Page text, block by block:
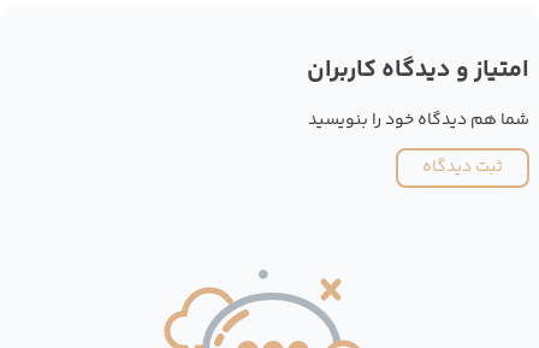
امتیاز و دیدگاه کاربران
شما هم دیدگاه خود را بنویسید
ثبت دیدگاه